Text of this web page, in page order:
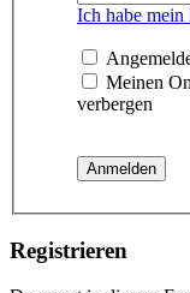
Ich habe mein
Meinen
verbergen
Registrieren